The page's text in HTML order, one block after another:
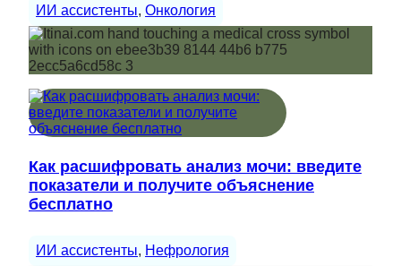
ИИ ассистенты, Онкология
Как расшифровать анализ мочи: введите
показатели и получите объяснение
бесплатно
ИИ ассистенты, Нефрология